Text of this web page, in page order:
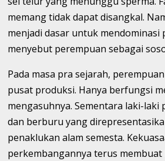
memang tidak dapat disangkal.
menjadi dasar untuk mendominasi
menyebut perempuan sebagai
Pada masa pra sejarah,
pusat produksi. Hanya berfungsi
mengasuhnya. Sementara laki-laki
dan berburu yang
penaklukan alam semesta.
perkembangannya terus